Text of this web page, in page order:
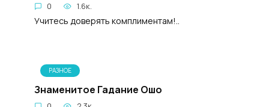
0 1.6к.
Учитесь доверять комплиментам!..
РАЗНОЕ
Знаменитое Гадание Ошо